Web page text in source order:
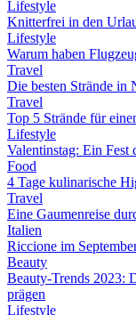
Lifestyle
Knitterfrei in den
Lifestyle
Warum haben
Travel
Die besten Strände in
Travel
Top 5 Strände für
Lifestyle
Valentinstag: Ein Fest
Food
4 Tage kulinarische
Travel
Eine Gaumenreise
Italien
Riccione im
Beauty
Beauty-Trends 2023:
prägen
Lifestyle